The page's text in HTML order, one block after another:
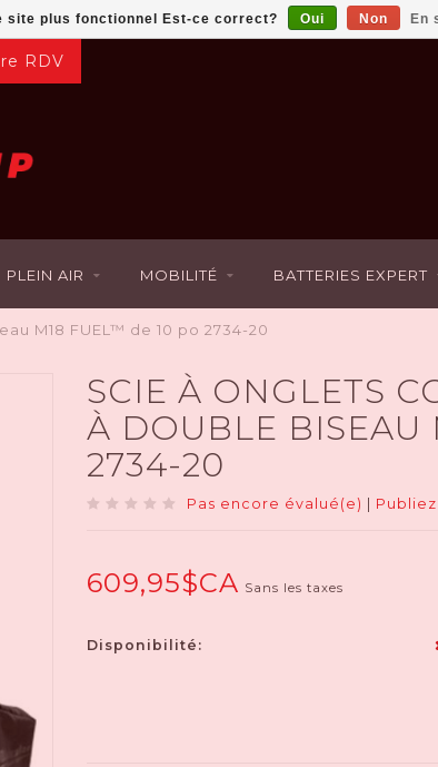
RDV
PLEIN AIR MOBILITÉ BATTERIES EXPERT
M18 FUEL™ de 10 po 2734-20
SCIE À ONGLETS
À DOUBLE BISEAU
2734-20
Pas encore évalué(e)
609,95$CA Sans les taxes
Disponibilité:
site plus fonctionnel Est-ce correct? Oui Non En